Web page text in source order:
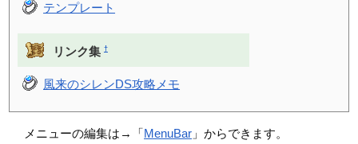
テンプレート
リンク集 †
風来のシレンDS攻略メモ
メニューの編集は→「 MenuBar 」からできます。